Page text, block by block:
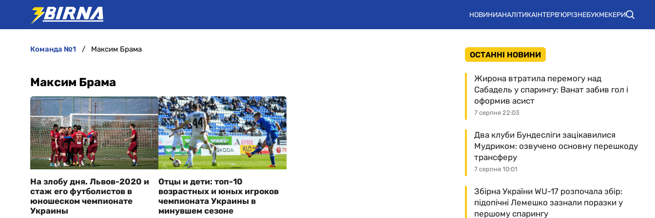
НОВИНИАНАЛІТИКАІНТЕРВ'ЮРІЗНЕБУКМЕКЕРИ
команда №1 Максим Брама
Максим Брама
На злобу дня. Львов-2020 и
стаж его футболистов в
юношеском чемпионате
Украины
Отцы и дети: топ-10
возрастных и юных игроков
чемпионата Украины в
минувшем сезоне
ОСТАННІ НОВИНИ
7 серпня 22:03
Жирона втратила перемогу над
Сабадель у спарингу: Ванат забив гол і
оформив асист
7 серпня 10:01
Два клуби Бундесліги зацікавилися
Мудриком: озвучено основну перешкоду
трансферу
Збірна України WU-17 розпочала збір:
підопічні Лемешко зазнали поразки у
першому спарингу